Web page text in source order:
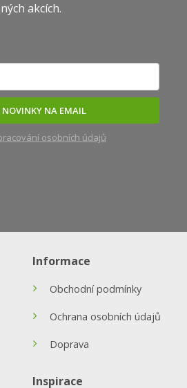
akcích.
NOVINKY NA EMAIL
osobních údajů
Informace
Obchodní podmínky
Ochrana osobních údajů
Doprava
Inspirace